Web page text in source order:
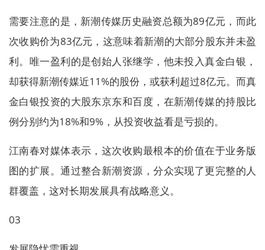
需要注意的是，新潮传媒历史融资总额为89亿元，而此
次收购价为83亿元，这意味着新潮的大部分股东并未盈
利。唯一盈利的是创始人张继学，他未投入真金白银，
却获得新潮传媒近11%的股份，或获利超过8亿元。而真
金白银投资的大股东京东和百度，在新潮传媒的持股比
例分别约为18%和9%，从投资收益看是亏损的。
江南春对媒体表示，这次收购最根本的价值在于业务版
图的扩展。通过整合新潮资源，分众实现了更完整的人
群覆盖，这对长期发展具有战略意义。
03